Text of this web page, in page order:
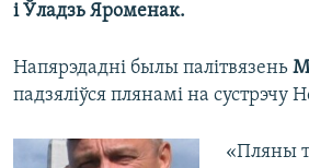
і Ўладзь Яроменак.
Напярэдадні былы палітвязень
падзяліўся плянамі на сустрэчу
«Пляны